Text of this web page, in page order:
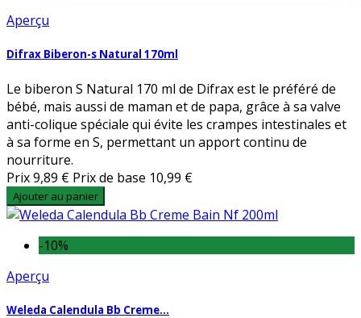
Aperçu
Difrax Biberon-s Natural 170ml
Le biberon S Natural 170 ml de Difrax est le préféré de
bébé, mais aussi de maman et de papa, grâce à sa valve
anti-colique spéciale qui évite les crampes intestinales et
à sa forme en S, permettant un apport continu de
nourriture.
Prix9,89 € Prix de base 10,99 €
Ajouter au panier
-10%
Aperçu
Weleda Calendula Bb Creme...